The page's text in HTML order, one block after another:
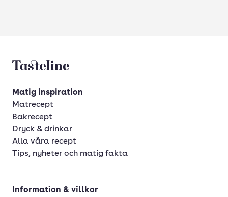
Tasteline startsida
Matig inspiration
Matrecept
Bakrecept
Dryck & drinkar
Alla våra recept
Tips, nyheter och matig fakta
Information & villkor